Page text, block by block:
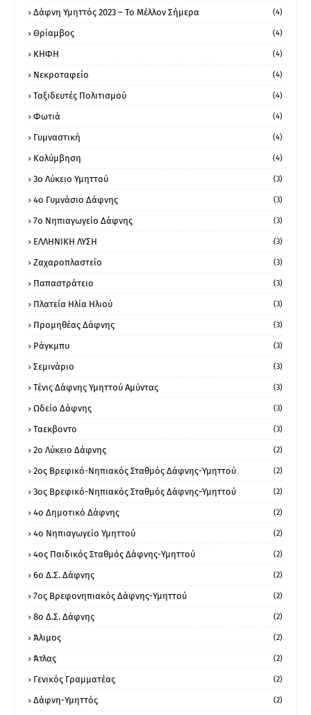
Δάφνη Υμηττός 2023 – Το Μέλλον Σήμερα (4)
Θρίαμβος (4)
ΚΗΦΗ (4)
Νεκροταφείο (4)
Ταξιδευτές Πολιτισμού (4)
Φωτιά (4)
Γυμναστική (4)
Κολύμβηση (4)
3ο Λύκειο Υμηττού (3)
4ο Γυμνάσιο Δάφνης (3)
7ο Νηπιαγωγείο Δάφνης (3)
ΕΛΛΗΝΙΚΗ ΛΥΣΗ (3)
Ζαχαροπλαστείο (3)
Παπαστράτειο (3)
Πλατεία Ηλία Ηλιού (3)
Προμηθέας Δάφνης (3)
Ράγκμπυ (3)
Σεμινάριο (3)
Τένις Δάφνης Υμηττού Αμύντας (3)
Ωδείο Δάφνης (3)
Ταεκβοντο (3)
2ο Λύκειο Δάφνης (2)
2ος Βρεφικό-Νηπιακός Σταθμός Δάφνης-Υμηττού (2)
3ος Βρεφικό-Νηπιακός Σταθμός Δάφνης-Υμηττού (2)
4ο Δημοτικό Δάφνης (2)
4ο Νηπιαγωγείο Υμηττού (2)
4ος Παιδικός Σταθμός Δάφνης-Υμηττού (2)
6ο Δ.Σ. Δάφνης (2)
7ος Βρεφονηπιακός Δάφνης-Υμηττού (2)
8ο Δ.Σ. Δάφνης (2)
Άλιμος (2)
Άτλας (2)
Γενικός Γραμματέας (2)
Δάφνη-Υμηττός (2)